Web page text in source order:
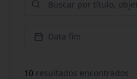
Data fim
10 resultados encontrados